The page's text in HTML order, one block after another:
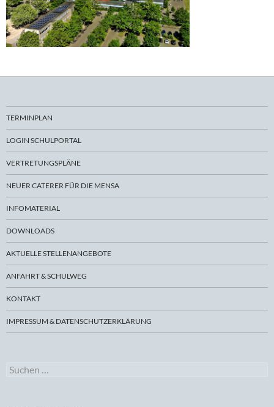
TERMINPLAN
LOGIN SCHULPORTAL
VERTRETUNGSPLÄNE
NEUER CATERER FÜR DIE MENSA
INFOMATERIAL
DOWNLOADS
AKTUELLE STELLENANGEBOTE
ANFAHRT & SCHULWEG
KONTAKT
IMPRESSUM & DATENSCHUTZERKLÄRUNG
Suchen